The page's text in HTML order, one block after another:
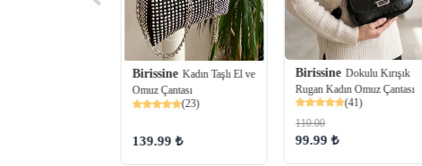
Birissine Kadın Taşlı El ve
Omuz Çantası
(23)
139.99 ₺
Birissine Dokulu Kırışık
Rugan Kadın Omuz Çantası
(41)
110.00
99.99 ₺